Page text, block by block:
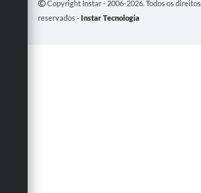
Copyright Instar - 2006-2026. Todos os direitos
reservados -Instar Tecnologia